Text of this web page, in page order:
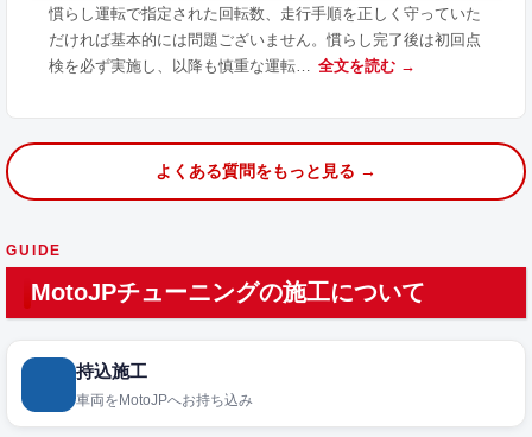
慣らし運転で指定された回転数、走行手順を正しく守っていた
だければ基本的には問題ございません。慣らし完了後は初回点
検を必ず実施し、以降も慎重な運転… 全文を読む →
よくある質問をもっと見る →
GUIDE
MotoJPチューニングの施工について
持込施工
車両をMotoJPへお持ち込み